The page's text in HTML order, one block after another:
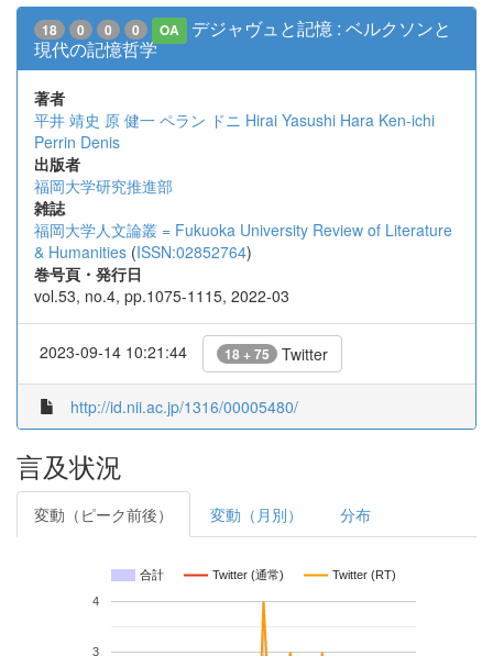
18 0 0 0 OA
デジャヴュと記憶 : ベルクソンと
現代の記憶哲学
著者
平井 靖史 原 健一 ペラン ドニ Hirai Yasushi Hara Ken-ichi
Perrin Denis
出版者
福岡大学研究推進部
雑誌
福岡大学人文論叢 = Fukuoka University Review of Literature
& Humanities (ISSN:02852764)
巻号頁・発行日
vol.53, no.4, pp.1075-1115, 2022-03
2023-09-14 10:21:44 18 + 75 Twitter
http://id.nii.ac.jp/1316/00005480/
言及状況
変動（ピーク前後） 変動（月別） 分布
合計 Twitter (通常) Twitter (RT)
3
4